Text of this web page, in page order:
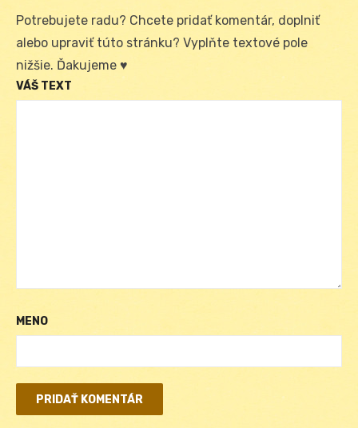
Potrebujete radu? Chcete pridať komentár, doplniť
alebo upraviť túto stránku? Vyplňte textové pole
nižšie. Ďakujeme ♥
VÁŠ TEXT
MENO